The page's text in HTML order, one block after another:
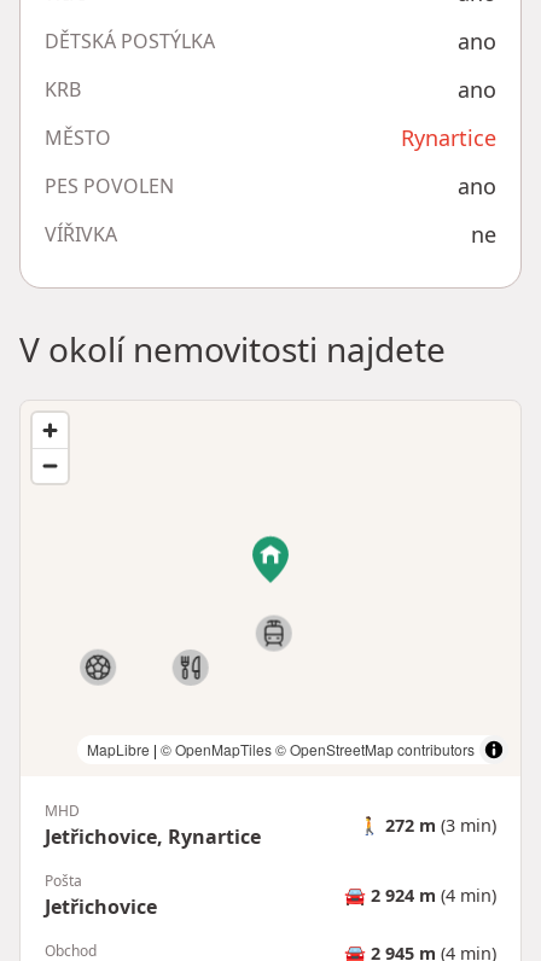
DĚTSKÁ POSTÝLKA ano
KRB ano
MĚSTO Rynartice
PES POVOLEN ano
VÍŘIVKA ne
V okolí nemovitosti najdete
MapLibre | © OpenMapTiles© OpenStreetMap contributors
MHD
Jetřichovice, Rynartice 🚶 272 m (3 min)
Pošta
Jetřichovice 🚘 2 924 m (4 min)
Obchod 🚘 2 945 m (4 min)